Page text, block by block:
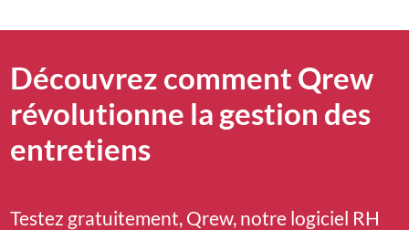
Découvrez comment Qrew
révolutionne la gestion des
entretiens
Testez gratuitement, Qrew, notre logiciel RH